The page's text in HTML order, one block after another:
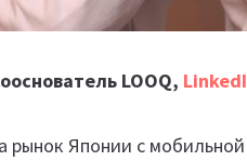
LOOQ,
рынок Японии с